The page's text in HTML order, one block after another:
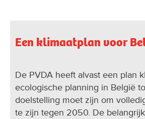
Een klimaatplan voor
De PVDA heeft alvast een plan
ecologische planning in België
doelstelling moet zijn om
te zijn tegen 2050. De